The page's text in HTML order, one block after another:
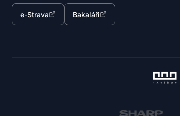
e-Strava Bakaláři